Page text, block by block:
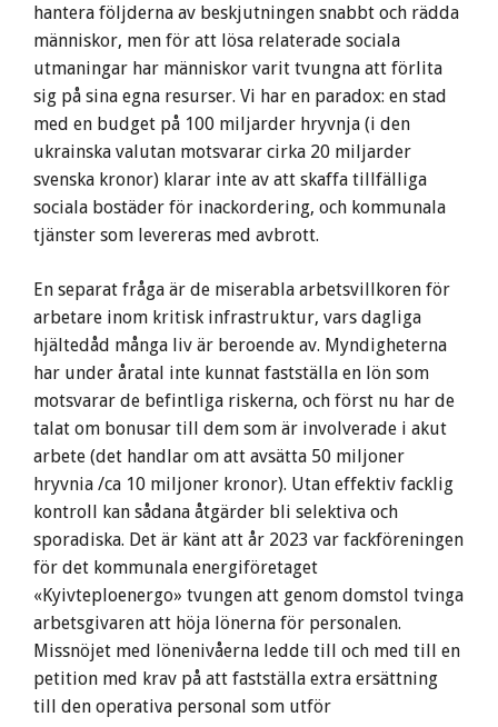
hantera följderna av beskjutningen snabbt och rädda
människor, men för att lösa relaterade sociala
utmaningar har människor varit tvungna att förlita
sig på sina egna resurser. Vi har en paradox: en stad
med en budget på 100 miljarder hryvnja (i den
ukrainska valutan motsvarar cirka 20 miljarder
svenska kronor) klarar inte av att skaffa tillfälliga
sociala bostäder för inackordering, och kommunala
tjänster som levereras med avbrott.
En separat fråga är de miserabla arbetsvillkoren för
arbetare inom kritisk infrastruktur, vars dagliga
hjältedåd många liv är beroende av. Myndigheterna
har under åratal inte kunnat fastställa en lön som
motsvarar de befintliga riskerna, och först nu har de
talat om bonusar till dem som är involverade i akut
arbete (det handlar om att avsätta 50 miljoner
hryvnia /ca 10 miljoner kronor). Utan effektiv facklig
kontroll kan sådana åtgärder bli selektiva och
sporadiska. Det är känt att år 2023 var fackföreningen
för det kommunala energiföretaget
«Kyivteploenergo» tvungen att genom domstol tvinga
arbetsgivaren att höja lönerna för personalen.
Missnöjet med lönenivåerna ledde till och med till en
petition med krav på att fastställa extra ersättning
till den operativa personal som utför